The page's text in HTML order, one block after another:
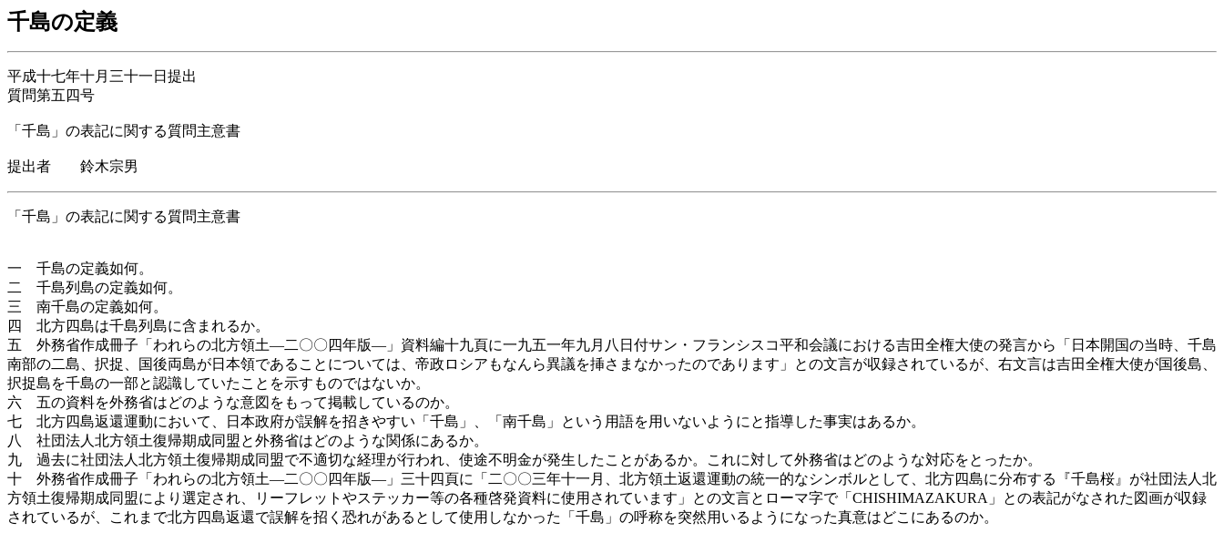
千島の定義
平成十七年十月三十一日提出
質問第五四号
「千島」の表記に関する質問主意書
提出者 鈴木宗男
「千島」の表記に関する質問主意書
一 千島の定義如何。
二 千島列島の定義如何。
三 南千島の定義如何。
四 北方四島は千島列島に含まれるか。
五 外務省作成冊子「われらの北方領土―二〇〇四年版―」資料編十九頁に一九五一年九月八日付サン・フランシスコ平和会議における吉田全権大使の発言から「日本開国の当時、千島
南部の二島、択捉、国後両島が日本領であることについては、帝政ロシアもなんら異議を挿さまなかったのであります」との文言が収録されているが、右文言は吉田全権大使が国後島、
択捉島を千島の一部と認識していたことを示すものではないか。
六 五の資料を外務省はどのような意図をもって掲載しているのか。
七 北方四島返還運動において、日本政府が誤解を招きやすい「千島」、「南千島」という用語を用いないようにと指導した事実はあるか。
八 社団法人北方領土復帰期成同盟と外務省はどのような関係にあるか。
九 過去に社団法人北方領土復帰期成同盟で不適切な経理が行われ、使途不明金が発生したことがあるか。これに対して外務省はどのような対応をとったか。
十 外務省作成冊子「われらの北方領土―二〇〇四年版―」三十四頁に「二〇〇三年十一月、北方領土返還運動の統一的なシンボルとして、北方四島に分布する『千島桜』が社団法人北
方領土復帰期成同盟により選定され、リーフレットやステッカー等の各種啓発資料に使用されています」との文言とローマ字で「CHISHIMAZAKURA」との表記がなされた図画が収録
されているが、これまで北方四島返還で誤解を招く恐れがあるとして使用しなかった「千島」の呼称を突然用いるようになった真意はどこにあるのか。